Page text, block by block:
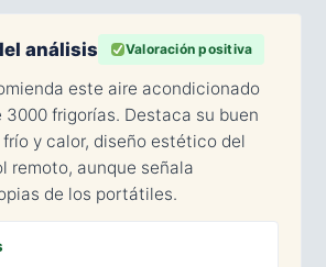
análisis Valoración positiva
este aire acondicionado
3000 frigorías. Destaca su buen
y calor, diseño estético del
remoto, aunque señala
de los portátiles.